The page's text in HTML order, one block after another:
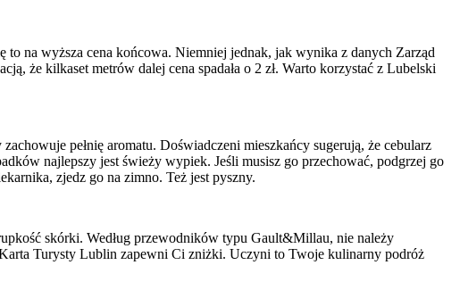
to na wyższa cena końcowa. Niemniej jednak, jak wynika z danych Zarząd
że kilkaset metrów dalej cena spadała o 2 zł. Warto korzystać z Lubelski
pełnię aromatu. Doświadczeni mieszkańcy sugerują, że cebularz
najlepszy jest świeży wypiek. Jeśli musisz go przechować, podgrzej go
zjedz go na zimno. Też jest pyszny.
skórki. Według przewodników typu Gault&Millau, nie należy
Turysty Lublin zapewni Ci zniżki. Uczyni to Twoje kulinarny podróż